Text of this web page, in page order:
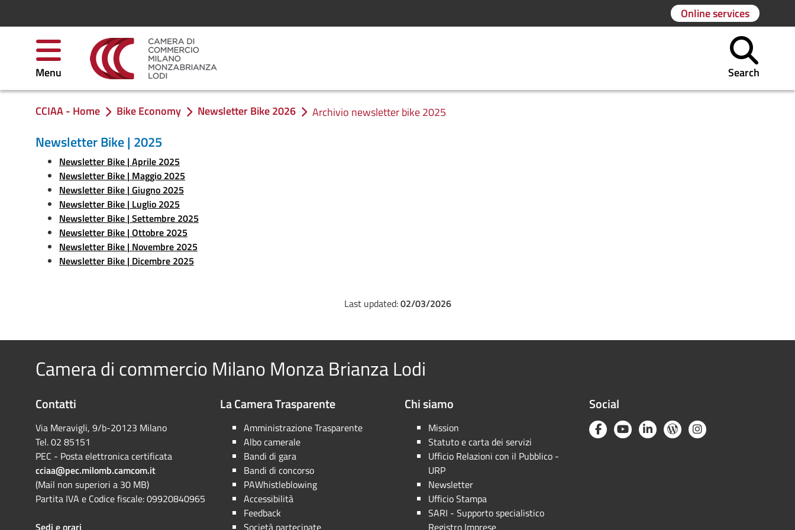
Online services
Menu Search
You are in:
CCIAA - Home Bike Economy Newsletter Bike 2026 Archivio newsletter bike 2025
Newsletter Bike | 2025
Newsletter Bike | Aprile 2025
Newsletter Bike | Maggio 2025
Newsletter Bike | Giugno 2025
Newsletter Bike | Luglio 2025
Newsletter Bike | Settembre 2025
Newsletter Bike | Ottobre 2025
Newsletter Bike | Novembre 2025
Newsletter Bike | Dicembre 2025
Last updated:02/03/2026
Camera di commercio Milano Monza Brianza Lodi
Contatti
Via Meravigli, 9/b-20123 Milano
Tel. 02 85151
PEC - Posta elettronica certificata
cciaa@pec.milomb.camcom.it
(Mail non superiori a 30 MB)
Partita IVA e Codice fiscale: 09920840965
Sedi e orari
La Camera Trasparente
Amministrazione Trasparente
Albo camerale
Bandi di gara
Bandi di concorso
PAWhistleblowing
Accessibilità
Feedback
Società partecipate
Chi siamo
Mission
Statuto e carta dei servizi
Ufficio Relazioni con il Pubblico -
URP
Newsletter
Ufficio Stampa
SARI - Supporto specialistico
Registro Imprese
Social